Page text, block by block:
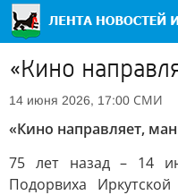
«Кино
14 июня 2026, 17:00 СМИ
«Кино направляет,
75 лет назад – 14
Подорвиха